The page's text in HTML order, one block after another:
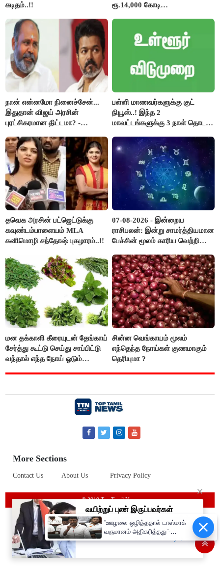
கடிதம்..!!
ரூ.14,000 கோடி
நான் என்னமோ நினைச்சேன்...
இதுதான் விஜய் அரசின்
புரட்சிகரமான திட்டமா? -
பள்ளி மாணவர்களுக்கு குட்
நியூஸ்..! இந்த 2
மாவட்டங்களுக்கு 3 நாள் தொடர்
தவெக அரசின் பட்ஜெட்டுக்கு
கவுண்டம்பாளையம் MLA
கனிமொழி சந்தோஷ் புகழாரம்..!!
07-08-2026 - இன்றைய
ராசிபலன்: இன்று சாமர்த்தியமான
பேச்சின் மூலம் காரிய வெற்றி
பொறுப்புகளை ஒப்படைப்பதில்
கவனம் தேவை..!
மன தக்காளி கீரையுடன் தேங்காய்
சேர்த்து கூட்டு செய்து சாப்பிட்டு
வந்தால் எந்த நோய் ஓடும்
சின்ன வெங்காயம் மூலம்
எந்தெந்த நோய்கள் குணமாகும்
தெரியுமா ?
More Sections
Contact Us About Us Privacy Policy
© 2019 Top Tamil News
“ஊழலை ஒழித்ததால் டாஸ்மாக்
வருமானம் அதிகரித்தது”-
அமைச்சர் விக்னேஷ்